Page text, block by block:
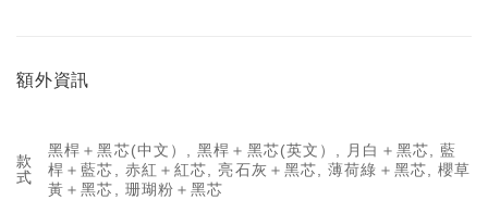
額外資訊
款
式
黑桿＋黑芯(中文）, 黑桿＋黑芯(英文）, 月白＋黑芯, 藍
桿＋藍芯, 赤紅＋紅芯, 亮石灰＋黑芯, 薄荷綠＋黑芯, 櫻草
黃＋黑芯, 珊瑚粉＋黑芯